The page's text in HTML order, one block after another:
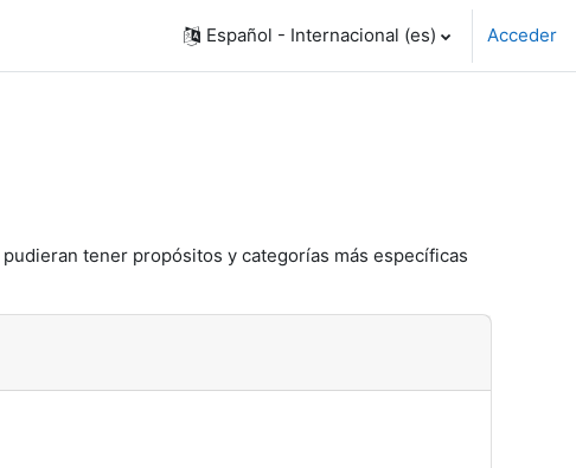
Español - Internacional ‎(es)‎ Acceder
tener propósitos y categorías más específicas